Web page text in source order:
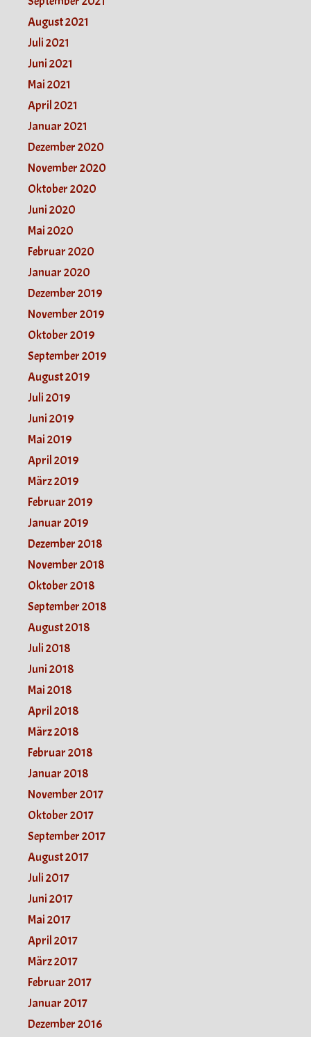
August 2021
Juli 2021
Juni 2021
Mai 2021
April 2021
Januar 2021
Dezember 2020
November 2020
Oktober 2020
Juni 2020
Mai 2020
Februar 2020
Januar 2020
Dezember 2019
November 2019
Oktober 2019
September 2019
August 2019
Juli 2019
Juni 2019
Mai 2019
April 2019
März 2019
Februar 2019
Januar 2019
Dezember 2018
November 2018
Oktober 2018
September 2018
August 2018
Juli 2018
Juni 2018
Mai 2018
April 2018
März 2018
Februar 2018
Januar 2018
November 2017
Oktober 2017
September 2017
August 2017
Juli 2017
Juni 2017
Mai 2017
April 2017
März 2017
Februar 2017
Januar 2017
Dezember 2016